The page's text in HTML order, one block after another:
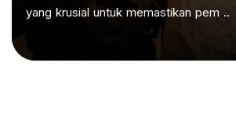
yang krusial untuk memastikan pem ..